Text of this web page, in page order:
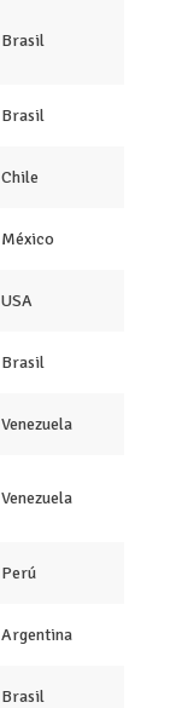
Brasil
Brasil
Chile
México
USA
Brasil
Venezuela
Venezuela
Perú
Argentina
Brasil